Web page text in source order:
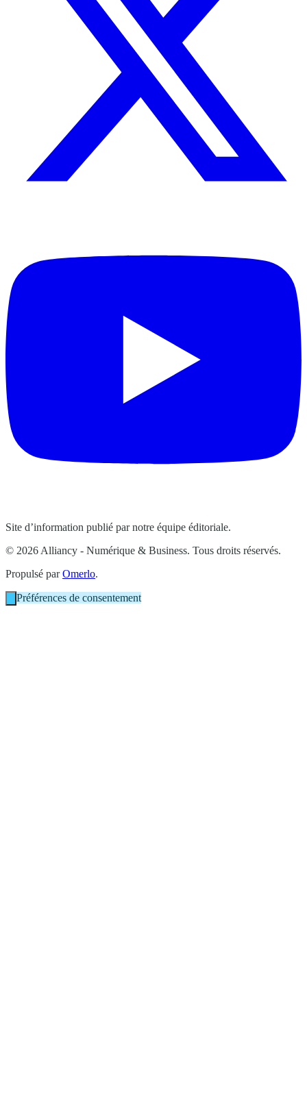
Site d’information publié par notre équipe éditoriale.
© 2026 Alliancy - Numérique & Business. Tous droits réservés.
Propulsé parOmerlo.
Préférences de consentement